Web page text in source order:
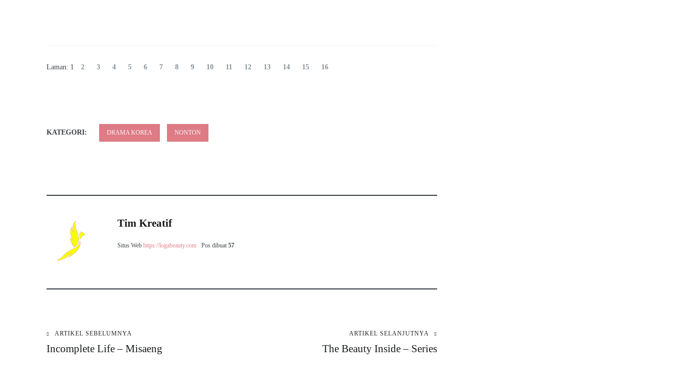
Laman: 1 2 3 4 5 6 7 8 9 10 11 12 13 14 15 16
KATEGORI: DRAMA KOREA NONTON
Tim Kreatif
Situs Web https://logabeauty.com Pos dibuat 57
Navigasi
ARTIKEL SEBELUMNYA
Incomplete Life – Misaeng
ARTIKEL SELANJUTNYA
The Beauty Inside – Series